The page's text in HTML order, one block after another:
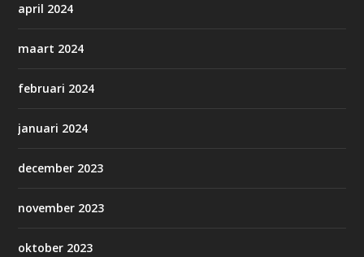
april 2024
maart 2024
februari 2024
januari 2024
december 2023
november 2023
oktober 2023